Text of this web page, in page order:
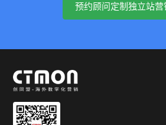
预约顾问定制独立站营